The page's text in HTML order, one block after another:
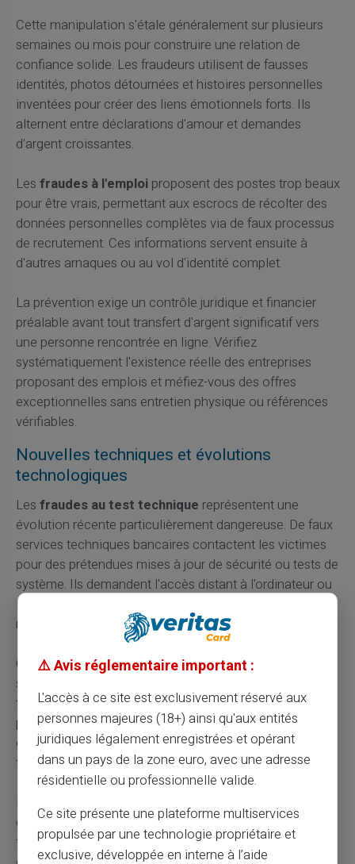
Cette manipulation s'étale généralement sur plusieurs
semaines ou mois pour construire une relation de
confiance solide. Les fraudeurs utilisent de fausses
identités, photos détournées et histoires personnelles
inventées pour créer des liens émotionnels forts. Ils
alternent entre déclarations d'amour et demandes
d'argent croissantes.
Les fraudes à l'emploiproposent des postes trop beaux
pour être vrais, permettant aux escrocs de récolter des
données personnelles complètes via de faux processus
de recrutement. Ces informations servent ensuite à
d'autres arnaques ou au vol d'identité complet.
La prévention exige un contrôle juridique et financier
préalable avant tout transfert d'argent significatif vers
une personne rencontrée en ligne. Vérifiez
systématiquement l'existence réelle des entreprises
proposant des emplois et méfiez-vous des offres
exceptionnelles sans entretien physique ou références
vérifiables.
Nouvelles techniques et évolutions
technologiques
Les fraudes au test technique représentent une
évolution récente particulièrement dangereuse. De faux
services techniques bancaires contactent les victimes
pour des prétendues mises à jour de sécurité ou tests de
système. Ils demandent l'accès distant à l'ordinateur ou
la réalisation d'un virement de test pour valider les
modifications.
Cette technique exploite la complexité croissante des
systèmes bancaires numériques et la méconnaissance
technique de nombreux utilisateurs. Les escrocs
peuvent ainsi accéder directement à l'espace de banque
en ligne de la victime et réaliser des opérations
frauduleuses en temps réel.
génère de nouvelles vulnérabilités exploitées par les
fraudeurs. Les cartes sans contact, paiements mobiles
⚠️ Avis réglementaire important :
L'accès à ce site est exclusivement réservé aux
personnes majeures (18+) ainsi qu'aux entités
juridiques légalement enregistrées et opérant
dans un pays de la zone euro, avec une adresse
résidentielle ou professionnelle valide.
Ce site présente une plateforme multiservices
propulsée par une technologie propriétaire et
exclusive, développée en interne à l’aide